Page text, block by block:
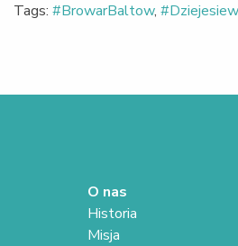
Tags: #BrowarBaltow,
O nas
Historia
Misja